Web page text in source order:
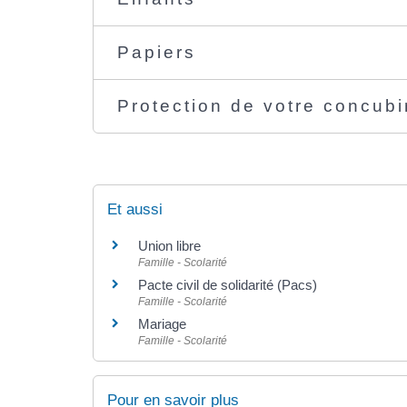
Papiers
Protection de votre
Et aussi
Union libre
Famille - Scolarité
Pacte civil de solidarité (Pacs)
Famille - Scolarité
Mariage
Famille - Scolarité
Pour en savoir plus